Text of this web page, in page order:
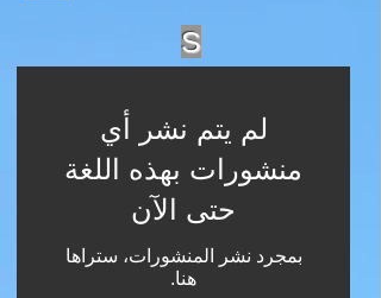
S
لم يتم نشر أي
منشورات بهذه اللغة
حتى الآن
بمجرد نشر المنشورات، ستراها
هنا.